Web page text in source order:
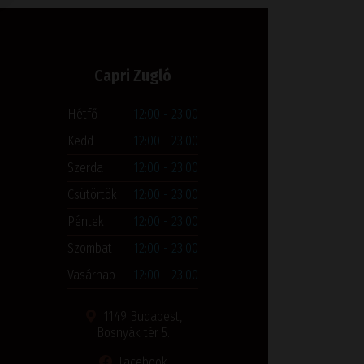
Capri Zugló
Hétfő
12:00 - 23:00
Kedd
12:00 - 23:00
Szerda
12:00 - 23:00
Csütörtök
12:00 - 23:00
Péntek
12:00 - 23:00
Szombat
12:00 - 23:00
Vasárnap
12:00 - 23:00
1149 Budapest,
Bosnyák tér 5.